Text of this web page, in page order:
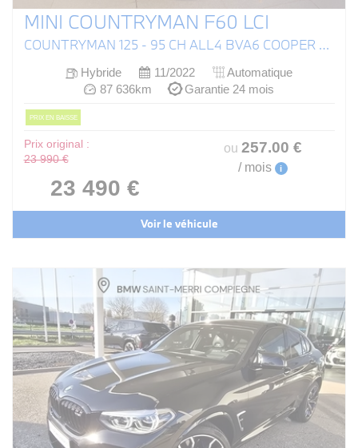
MINI COUNTRYMAN F60 LCI
COUNTRYMAN 125 - 95 CH ALL4 BVA6 COOPER SE EDITION PREMIUM PLUS
Hybride 11/2022
Automatique
87 636km
Garantie 24 mois
PRIX EN BAISSE
Prix original :
23 990 €
23 490 €
ou 257.00 €
/ mois i
Voir le véhicule